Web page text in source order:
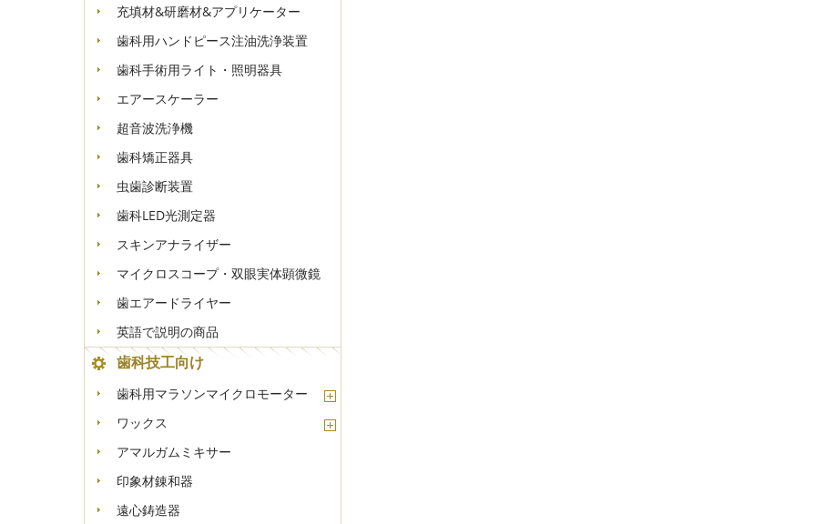
充填材&研磨材&アプリケーター
歯科用ハンドピース注油洗浄装置
歯科手術用ライト・照明器具
エアースケーラー
超音波洗浄機
歯科矯正器具
虫歯診断装置
歯科LED光測定器
スキンアナライザー
マイクロスコープ・双眼実体顕微鏡
歯エアードライヤー
英語で説明の商品
歯科技工向け
歯科用マラソンマイクロモーター
ワックス
アマルガムミキサー
印象材錬和器
遠心鋳造器